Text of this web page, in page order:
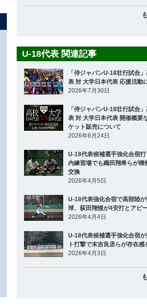
U-18代表 関連記事
「侍ジャパンU-18壮行試合
表 対 大学日本代表 応援活動
2026年7月30日
「侍ジャパンU-18壮行試合
表 対 大学日本代表 開催概要
ケット販売について
2026年6月24日
U-18代表候補選手強化合宿
内練習場でも織田翔希らが積
交換
2026年4月5日
U-18代表強化合宿で高部陸
球、荻田翔惺が4安打とアピ
2026年4月4日
U-18代表候補選手強化合宿
ト打撃で末吉良丞らが存在感
2026年4月3日